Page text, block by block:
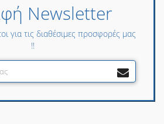
Newsletter
για τις διαθέσιμες προσφορές μας
!!